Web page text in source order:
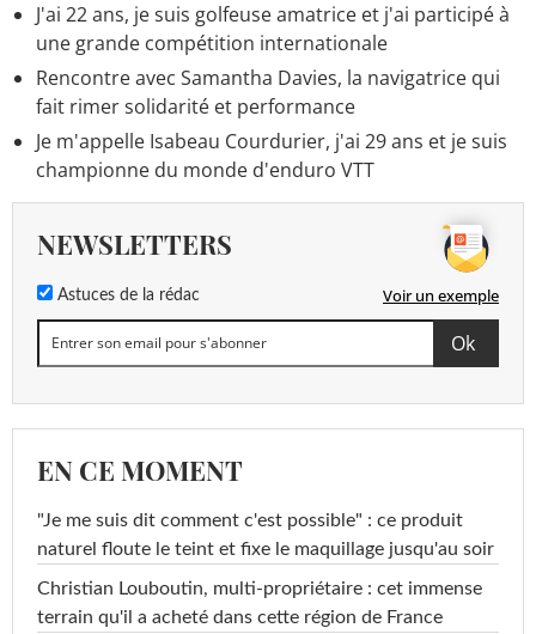
J'ai 22 ans, je suis golfeuse amatrice et j'ai participé à
une grande compétition internationale
Rencontre avec Samantha Davies, la navigatrice qui
fait rimer solidarité et performance
Je m'appelle Isabeau Courdurier, j'ai 29 ans et je suis
championne du monde d'enduro VTT
NEWSLETTERS
Astuces de la rédac Voir un exemple
EN CE MOMENT
"Je me suis dit comment c'est possible" : ce produit
naturel floute le teint et fixe le maquillage jusqu'au soir
Christian Louboutin, multi-propriétaire : cet immense
terrain qu'il a acheté dans cette région de France